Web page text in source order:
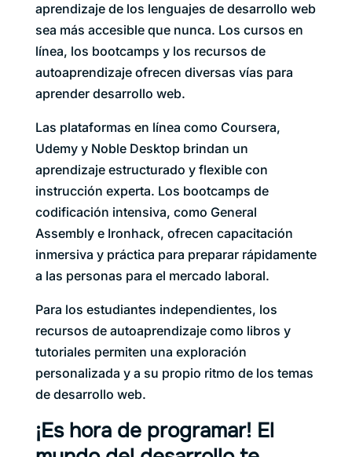
aprendizaje de los lenguajes de desarrollo web
sea más accesible que nunca. Los cursos en
línea, los bootcamps y los recursos de
autoaprendizaje ofrecen diversas vías para
aprender desarrollo web.
Las plataformas en línea como Coursera,
Udemy y Noble Desktop brindan un
aprendizaje estructurado y flexible con
instrucción experta. Los bootcamps de
codificación intensiva, como General
Assembly e Ironhack, ofrecen capacitación
inmersiva y práctica para preparar rápidamente
a las personas para el mercado laboral.
Para los estudiantes independientes, los
recursos de autoaprendizaje como libros y
tutoriales permiten una exploración
personalizada y a su propio ritmo de los temas
de desarrollo web.
¡Es hora de programar! El